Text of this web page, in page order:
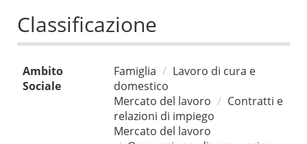
Classificazione
Ambito
Sociale
Famiglia
Lavoro di cura e
domestico
Mercato del lavoro
Contratti e
relazioni di impiego
Mercato del lavoro